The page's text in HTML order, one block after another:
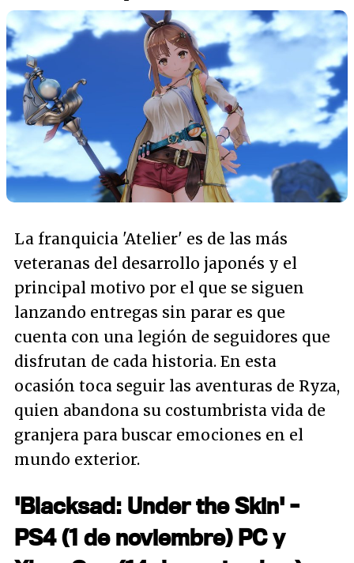
La franquicia 'Atelier' es de las más
veteranas del desarrollo japonés y el
principal motivo por el que se siguen
lanzando entregas sin parar es que
cuenta con una legión de seguidores que
disfrutan de cada historia. En esta
ocasión toca seguir las aventuras de Ryza,
quien abandona su costumbrista vida de
granjera para buscar emociones en el
mundo exterior.
'Blacksad: Under the Skin' -
PS4 (1 de noviembre) PC y